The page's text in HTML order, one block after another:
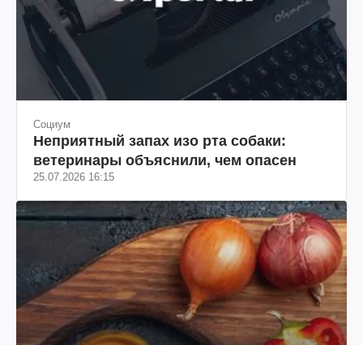
Социум
Неприятный запах изо рта собаки:
ветеринары объяснили, чем опасен
25.07.2026 16:15